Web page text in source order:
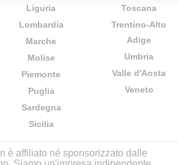
Liguria
Lombardia
Marche
Molise
Piemonte
Puglia
Sardegna
Sicilia
Toscana
Trentino-Alto
Adige
Umbria
Valle d'Aosta
Veneto
è affiliato né sponsorizzato dalle